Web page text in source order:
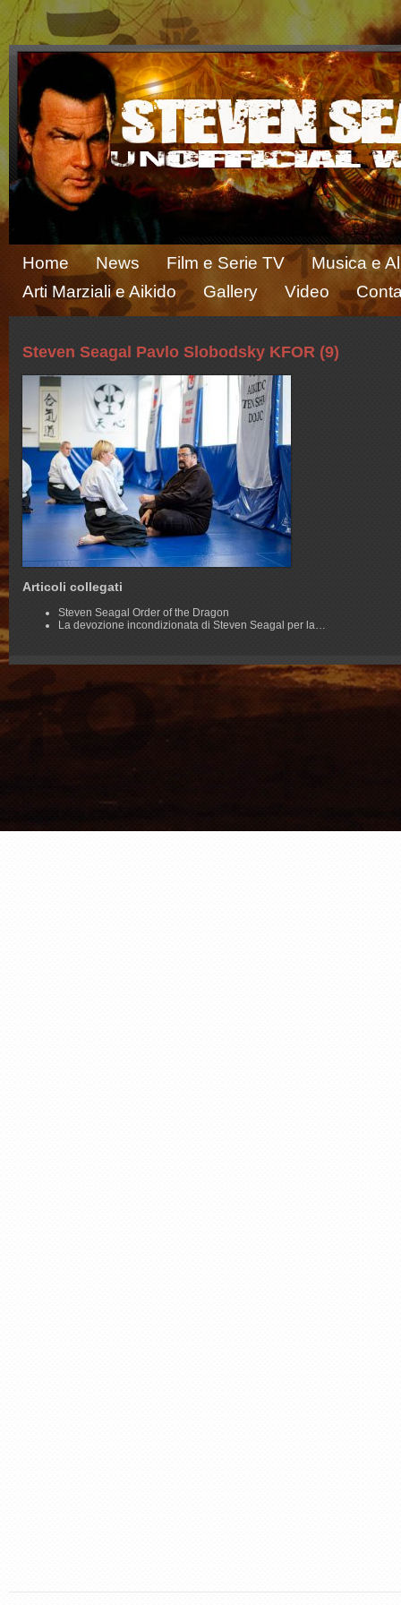
Home News Film e Serie TV
Musica e
Arti Marziali e Aikido
Gallery Video
Steven Seagal Pavlo Slobodsky KFOR (9)
Articoli collegati
Steven Seagal Order of the Dragon
La devozione incondizionata di Steven Seagal per la…